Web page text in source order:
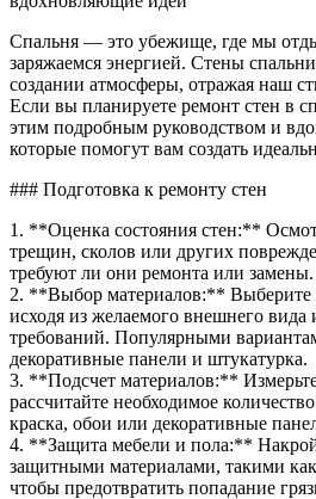
Спальня — это убежище, где мы
заряжаемся энергией. Стены
создании атмосферы, отражая наш
Если вы планируете ремонт стен в
этим подробным руководством и
которые помогут вам создать
### Подготовка к ремонту стен
1. **Оценка состояния стен:**
трещин, сколов или других
требуют ли они ремонта или замены.
2. **Выбор материалов:** Выберите
исходя из желаемого внешнего
требований. Популярными
декоративные панели и штукатурка.
3. **Подсчет материалов:**
рассчитайте необходимое
краска, обои или декоративные
4. **Защита мебели и пола:**
защитными материалами, такими
чтобы предотвратить попадание